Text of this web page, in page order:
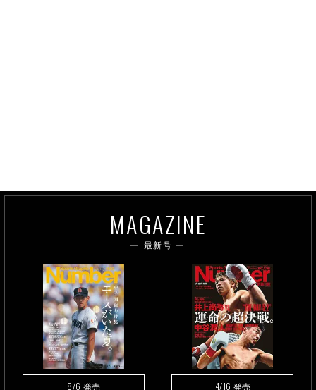
MAGAZINE
最新号
8/6 発売 4/16 発売